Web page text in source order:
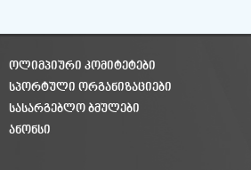
ᲝᲚᲘᲛᲞᲘᲣᲠᲘ ᲙᲝᲛᲘᲢᲔᲢᲔᲑᲘ
ᲡᲞᲝᲠᲢᲣᲚᲘ ᲝᲠᲒᲐᲜᲘᲖᲐᲪᲘᲔᲑᲘ
ᲡᲐᲡᲐᲠᲒᲔᲑᲚᲝ ᲑᲛᲣᲚᲔᲑᲘ
ᲐᲜᲝᲜᲡᲘ